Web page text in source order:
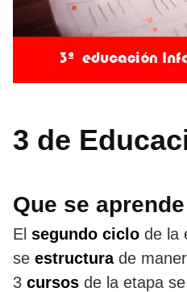
3 de
Que se
El segundo ciclo de la
se estructurade
3 cursos de la etapa